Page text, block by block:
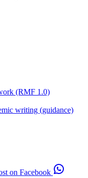
(RMF 1.0)
writing (guidance)
on Facebook